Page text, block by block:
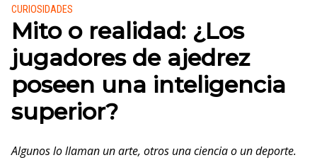
Publicado en:
CURIOSIDADES
Mito o realidad: ¿Los
jugadores de ajedrez
poseen una inteligencia
superior?
Algunos lo llaman un arte, otros una ciencia o un deporte.